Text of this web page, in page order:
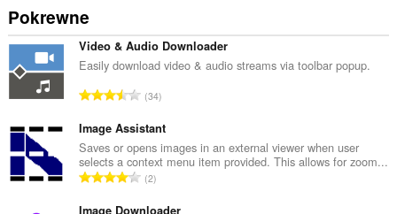
Pokrewne
Video & Audio Downloader
Easily download video & audio streams via toolbar popup.
C
ł
k
o
w
34
Image Assistant
Saves or opens images in an external viewer when user
selects a context menu item provided. This allows for zoom...
C2
Image Downloader